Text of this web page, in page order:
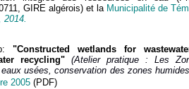
GIRE algérois) et la Municipalité de
2014.
"Constructed wetlands for
recycling" (Atelier pratique : Les
usées, conservation des zones
2005 (PDF)